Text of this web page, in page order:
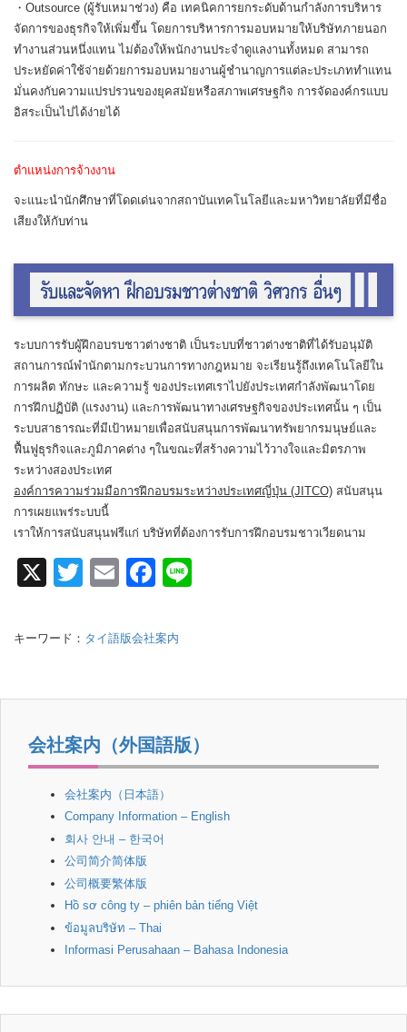
・Outsource (ผู้รับเหมาช่วง) คือ เทคนิคการยกระดับด้านกำลังการบริหาร
จัดการของธุรกิจให้เพิ่มขึ้น โดยการบริหารการมอบหมายให้บริษัทภายนอก
ทำงานส่วนหนึ่งแทน ไม่ต้องให้พนักงานประจำดูแลงานทั้งหมด สามารถ
ประหยัดค่าใช้จ่ายด้วยการมอบหมายงานผู้ชำนาญการแต่ละประเภททำแทน
มั่นคงกับความแปรปรวนของยุคสมัยหรือสภาพเศรษฐกิจ การจัดองค์กรแบบ
อิสระเป็นไปได้ง่ายได้
ตำแหน่งการจ้างงาน
จะแนะนำนักศึกษาที่โดดเด่นจากสถาบันเทคโนโลยีและมหาวิทยาลัยที่มีชื่อ
เสียงให้กับท่าน
ระบบการรับผู้ฝึกอบรบชาวต่างชาติ เป็นระบบที่ชาวต่างชาติที่ได้รับอนุมัติ
สถานการณ์พำนักตามกระบวนการทางกฎหมาย จะเรียนรู้ถึงเทคโนโลยีใน
การผลิต ทักษะ และความรู้ ของประเทศเราไปยังประเทศกำลังพัฒนาโดย
การฝึกปฏิบัติ (แรงงาน) และการพัฒนาทางเศรษฐกิจของประเทศนั้น ๆ เป็น
ระบบสาธารณะที่มีเป้าหมายเพื่อสนับสนุนการพัฒนาทรัพยากรมนุษย์และ
ฟื้นฟูธุรกิจและภูมิภาคต่าง ๆในขณะที่สร้างความไว้วางใจและมิตรภาพ
ระหว่างสองประเทศ
องค์การความร่วมมือการฝึกอบรมระหว่างประเทศญี่ปุ่น (JITCO) สนับสนุน
การเผยแพร่ระบบนี้
เราให้การสนับสนุนฟรีแก่ บริษัทที่ต้องการรับการฝึกอบรมชาวเวียดนาม
X
T
tt
E
ail
F
c
o
k
キーワード： タイ語版会社案内
会社案内（外国語版）
会社案内（日本語）
Company Information – English
회사 안내 – 한국어
公司简介简体版
公司概要繁体版
Hồ sơ công ty – phiên bản tiếng Việt
ข้อมูลบริษัท – Thai
Informasi Perusahaan – Bahasa Indonesia